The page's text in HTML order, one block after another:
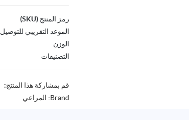
رمز المنتج (SKU)
الموعد التقريبي للتوصيل
الوزن
التصنيفات
قم بمشاركة هذا المنتج:
Brand: المراعي